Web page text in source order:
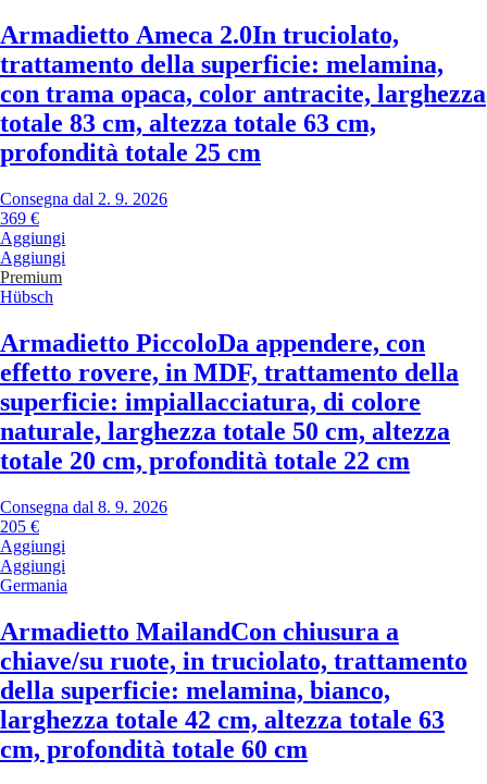
Armadietto Ameca 2.0In truciolato,
trattamento della superficie: melamina,
con trama opaca, color antracite, larghezza
totale 83 cm, altezza totale 63 cm,
profondità totale 25 cm
Consegna dal 2. 9. 2026
369 €
Aggiungi
Aggiungi
Premium
Hübsch
Armadietto PiccoloDa appendere, con
effetto rovere, in MDF, trattamento della
superficie: impiallacciatura, di colore
naturale, larghezza totale 50 cm, altezza
totale 20 cm, profondità totale 22 cm
Consegna dal 8. 9. 2026
205 €
Aggiungi
Aggiungi
Germania
Armadietto MailandCon chiusura a
chiave/su ruote, in truciolato, trattamento
della superficie: melamina, bianco,
larghezza totale 42 cm, altezza totale 63
cm, profondità totale 60 cm